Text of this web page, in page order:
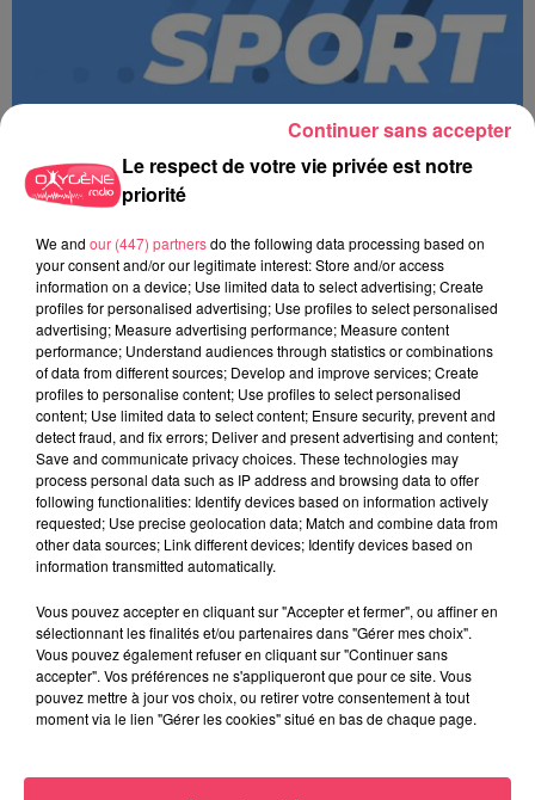
MAGSPORT MATIN 49 06/08/26
Le respect de votre vie privée est notre
priorité
We and our (447) partnersdo the following data processing based on
your consent and/or our legitimate interest: Store and/or access
information on a device; Use limited data to select advertising; Create
profiles for personalised advertising; Use profiles to select personalised
advertising; Measure advertising performance; Measure content
performance; Understand audiences through statistics or combinations
of data from different sources; Develop and improve services; Create
profiles to personalise content; Use profiles to select personalised
content; Use limited data to select content; Ensure security, prevent and
detect fraud, and fix errors; Deliver and present advertising and content;
Save and communicate privacy choices. These technologies may
process personal data such as IP address and browsing data to offer
following functionalities: Identify devices based on information actively
requested; Use precise geolocation data; Match and combine data from
other data sources; Link different devices; Identify devices based on
information transmitted automatically.
Vous pouvez accepter en cliquant sur "Accepter et fermer", ou affiner en
sélectionnant les finalités et/ou partenaires dans "Gérer mes choix".
Vous pouvez également refuser en cliquant sur "Continuer sans
accepter". Vos préférences ne s'appliqueront que pour ce site. Vous
pouvez mettre à jour vos choix, ou retirer votre consentement à tout
moment via le lien "Gérer les cookies" situé en bas de chaque page.
Continuer sans accepter